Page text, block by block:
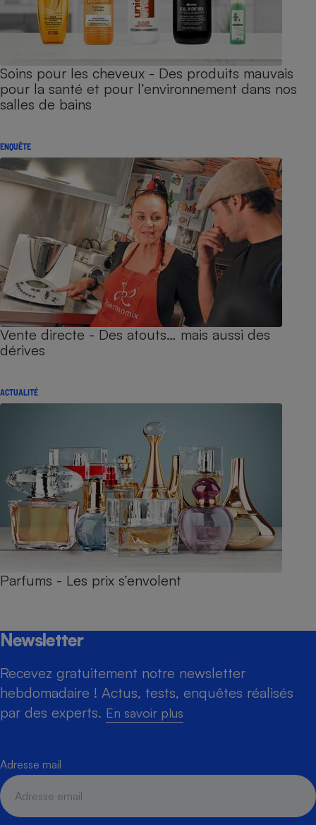
Soins pour les cheveux - Des produits mauvais
pour la santé et pour l’environnement dans nos
salles de bains
ENQUÊTE
Vente directe - Des atouts… mais aussi des
dérives
ACTUALITÉ
Parfums - Les prix s’envolent
Newsletter
Recevez gratuitement notre newsletter
hebdomadaire ! Actus, tests, enquêtes réalisés
par des experts. En savoir plus
Adresse mail